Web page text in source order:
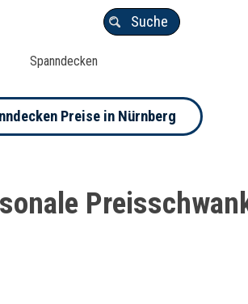
Spanndecken
Suche
Preise in Nürnberg